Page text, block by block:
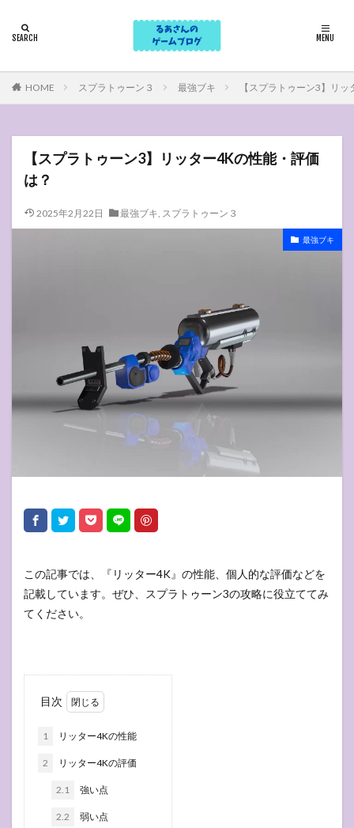
HOME スプラトゥーン３ 最強ブキ 【スプラトゥーン3】リ
【スプラトゥーン3】リッター4Kの性能・評価
は？
2025年2月22日 最強ブキ, スプラトゥーン３
最強ブキ
この記事では、『リッター4K』の性能、個人的な評価などを
記載しています。ぜひ、スプラトゥーン3の攻略に役立ててみ
てください。
目次
1 リッター4Kの性能
2 リッター4Kの評価
2.1 強い点
2.2 弱い点